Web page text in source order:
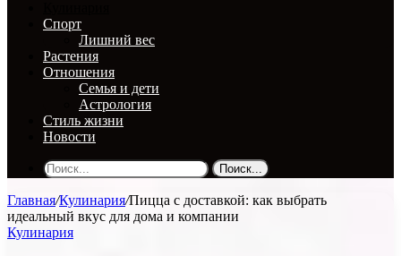
Спорт
Лишний вес
Растения
Отношения
Семья и дети
Астрология
Стиль жизни
Новости
Поиск...
Главная/Кулинария/Пицца с доставкой: как выбрать
идеальный вкус для дома и компании
Кулинария